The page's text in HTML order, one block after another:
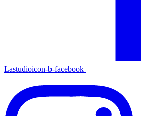
Lastudioicon-b-facebook